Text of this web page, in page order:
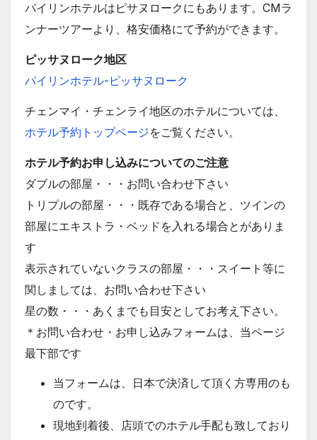
パイリンホテルはピサヌロークにもあります。CMラ
ンナーツアーより、格安価格にて予約ができます。
ピッサヌローク地区
パイリンホテル-ピッサヌローク
チェンマイ・チェンライ地区のホテルについては、
ホテル予約トップページをご覧ください。
ホテル予約お申し込みについてのご注意
ダブルの部屋・・・お問い合わせ下さい
トリプルの部屋・・・既存である場合と、ツインの
部屋にエキストラ・ベッドを入れる場合とがありま
す
表示されていないクラスの部屋・・・スイート等に
関しましては、お問い合わせ下さい
星の数・・・あくまでも目安としてお考え下さい。
＊お問い合わせ・お申し込みフォームは、当ページ
最下部です
当フォームは、日本で決済して頂く方専用のも
のです。
現地到着後、店頭でのホテル手配も致しており